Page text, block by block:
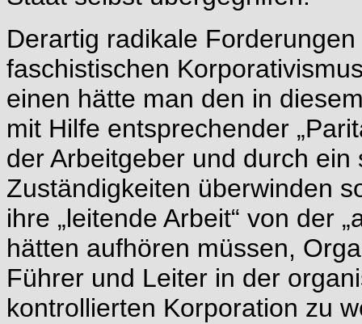
Derartig radikale
faschistischen
einen hätte man den in
mit Hilfe entsprechender
der Arbeitgeber und durch
Zuständigkeiten überwinden
ihre „leitende Arbeit“ von der
hätten aufhören müssen,
Führer und Leiter in der
kontrollierten Korporation zu